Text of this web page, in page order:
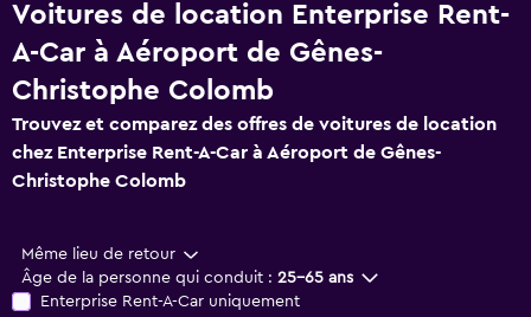
Voitures de location Enterprise Rent-
A-Car à Aéroport de Gênes-
Christophe Colomb
Trouvez et comparez des offres de voitures de location
chez Enterprise Rent-A-Car à Aéroport de Gênes-
Christophe Colomb
Même lieu de retour
Âge de la personne qui conduit : 25-65 ans
Enterprise Rent-A-Car uniquement